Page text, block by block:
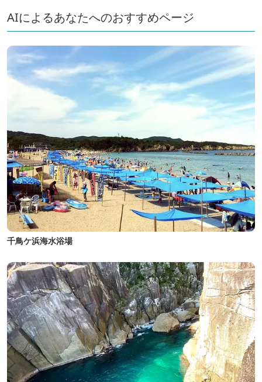
AIによるあなたへのおすすめページ
千鳥ケ浜海水浴場